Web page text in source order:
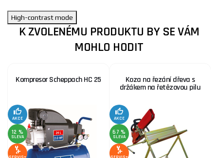
High-contrast mode
K ZVOLENÉMU PRODUKTU BY SE VÁM
MOHLO HODIT
Kompresor Scheppach HC 25
AKCE
12 %
SLEVA
Koza na řezání dřeva s
držákem na řetězovou pilu
AKCE
67 %
SLEVA